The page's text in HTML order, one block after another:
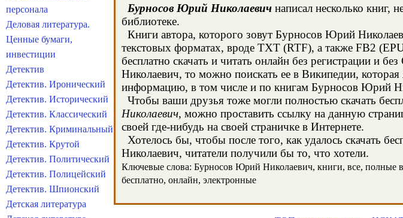
Бурносов Юрий Николаевич написал несколько книг,
библиотеке.
Книги автора, которого зовут Бурносов Юрий
текстовых форматах, вроде TXT (RTF), а также FB2
бесплатно скачать и читать онлайн без регистрации и
Николаевич, то можно поискать ее в Википедии,
информацию, в том числе и по книгам Бурносов Юрий
Чтобы ваши друзья тоже могли полностью скачать
Николаевич, можно проставить ссылку на данную
своей где-нибудь на своей страничке в Интернете.
Хотелось бы, чтобы после того, как удалось скачать
Николаевич, читатели получили бы то, что хотели.
Ключевые слова: Бурносов Юрий Николаевич, книги, все, полные
бесплатно, онлайн, электронные
персонала
Деловая литература.
Ценные бумаги,
инвестиции
Детектив
Детектив. Иронический
Детектив. Исторический
Детектив. Классический
Детектив. Криминальный
Детектив. Крутой
Детектив. Политический
Детектив. Полицейский
Детектив. Шпионский
Детская литература